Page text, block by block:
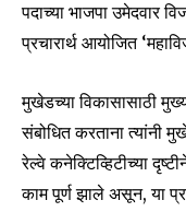
पदाच्या भाजपा उमेदवार
प्रचारार्थ आयोजित
मुखेडच्या विकासासाठी
संबोधित करताना त्यांनी
रेल्वे कनेक्टिव्हिटीच्या
काम पूर्ण झाले असून, या